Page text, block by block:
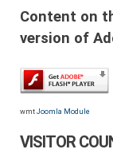
Content on
version of
wmt Joomla Module
VISITOR